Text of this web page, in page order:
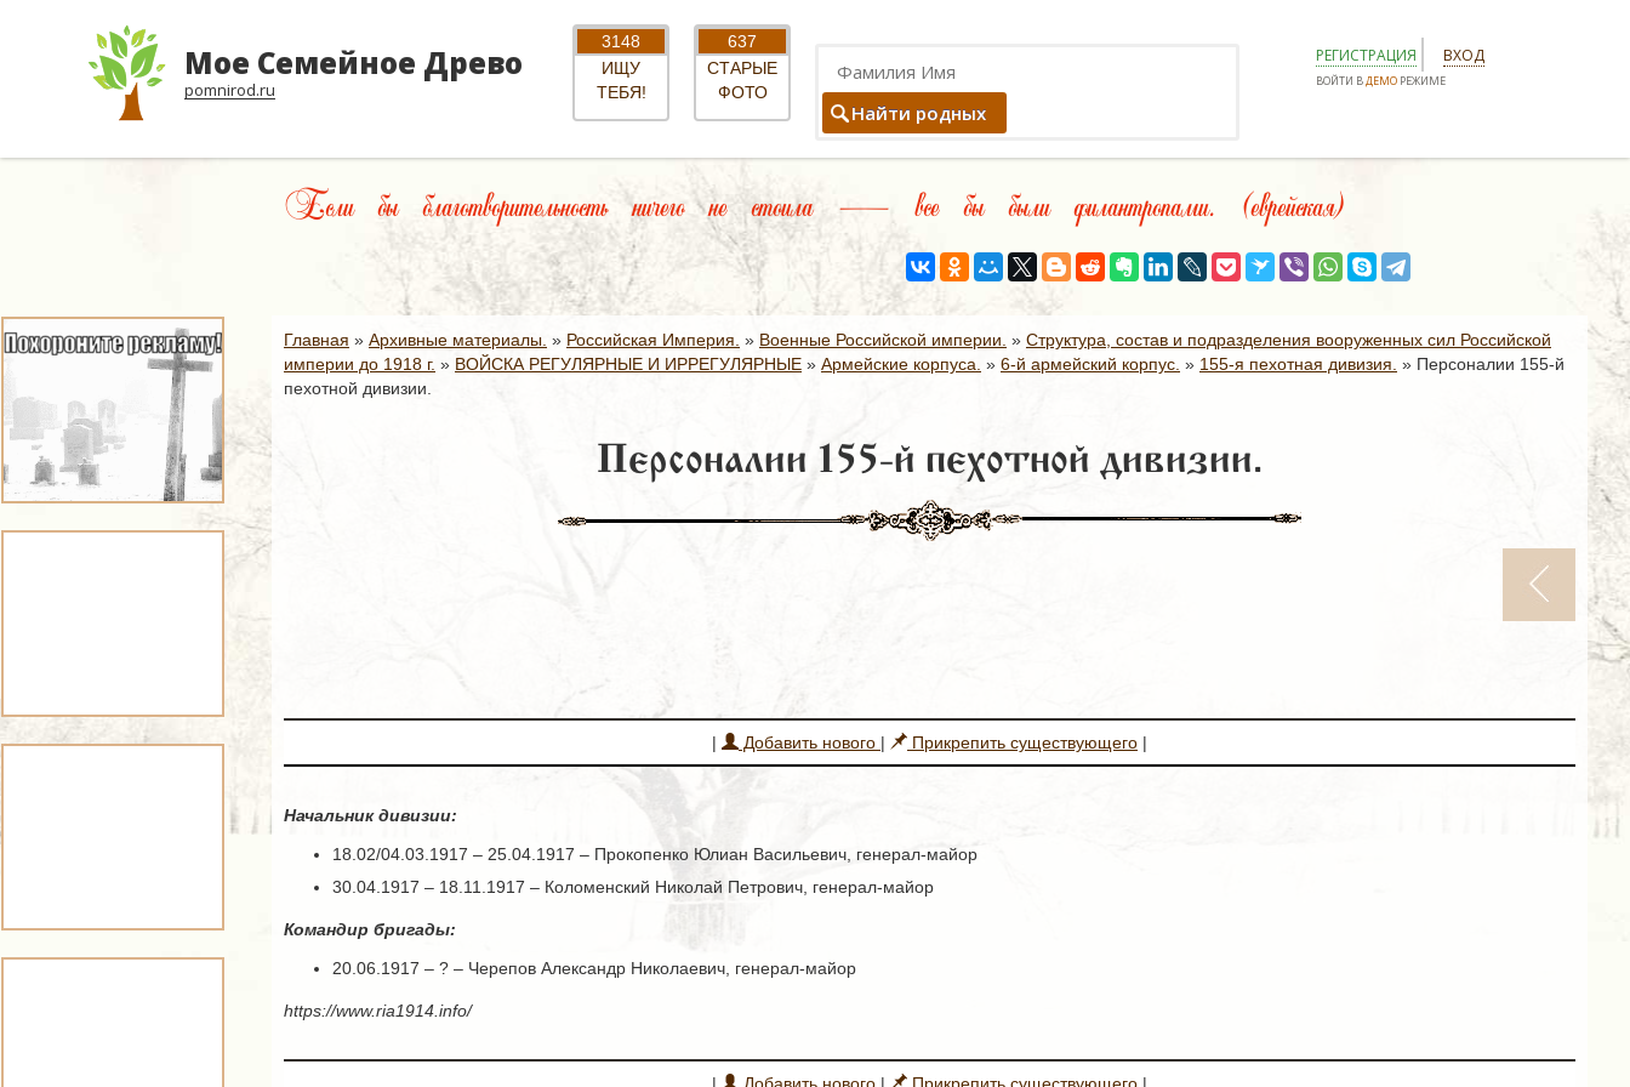
Мое Семейное Древо
pomnirod.ru
3148
ИЩУ
ТЕБЯ!
637
СТАРЫЕ
ФОТО
Найти родных
РЕГИСТРАЦИЯ ВХОД
ВОЙТИ ВДЕМО РЕЖИМЕ
Если бы благотворительность ничего не стоила — все бы были филантропами. (еврейская)
Главная » Архивные материалы. » Российская Империя. » Военные Российской империи. » Структура, состав и подразделения вооруженных сил Российской
империи до 1918 г. » ВОЙСКА РЕГУЛЯРНЫЕ И ИРРЕГУЛЯРНЫЕ » Армейские корпуса. » 6-й армейский корпус. » 155-я пехотная дивизия. » Персоналии 155-й
пехотной дивизии.
Персоналии 155-й пехотной дивизии.
| Добавить нового | Прикрепить существующего |
Начальник дивизии:
18.02/04.03.1917 – 25.04.1917 – Прокопенко Юлиан Васильевич, генерал-майор
30.04.1917 – 18.11.1917 – Коломенский Николай Петрович, генерал-майор
Командир бригады:
20.06.1917 – ? – Черепов Александр Николаевич, генерал-майор
https://www.ria1914.info/